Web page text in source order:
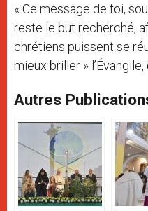
« Ce message de foi,
reste le but recherché,
chrétiens puissent se
mieux briller » l’Évangile,
Autres